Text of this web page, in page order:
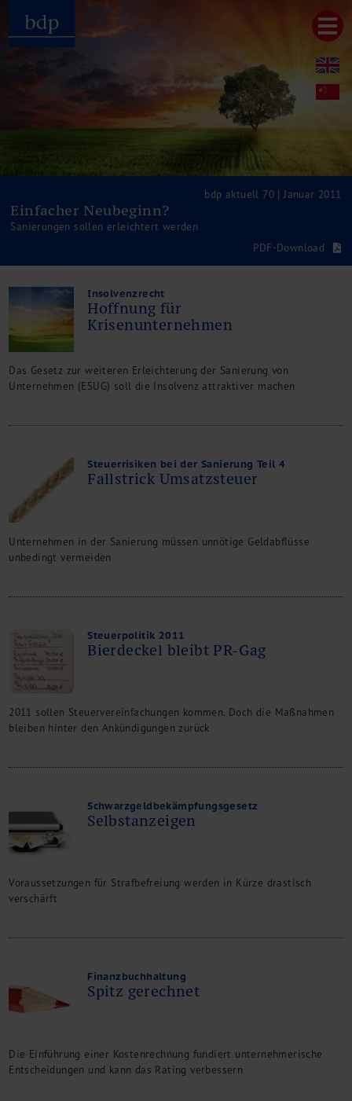
Hauptmenu
Home
bdp aktuell
Pressespiegel
Newsletter
Videos
Rechtsberatung
Wirtschaftsprüfung
Unternehmensfinanzierung
Restrukturierung
M&A + Unternehmensnachfolge
Management Consulting
China Consulting
Finanz- und Lohnbuchhaltung
Wirtschaftsprüfung
Steuerberatung
Rechtsberatung
M&A Deutschland/China
Unternehmensfinanzierung
Inbound Investments
Team
Events
Karriere
Kontakt
bdp aktuell 70 | Januar 2011
Einfacher Neubeginn?
Sanierungen sollen erleichtert werden
PDF-Download
Insolvenzrecht
Hoffnung für
Krisenunternehmen
Das Gesetz zur weiteren Erleichterung der Sanierung von
Unternehmen (ESUG) soll die Insolvenz attraktiver machen
Steuerrisiken bei der Sanierung Teil 4
Fallstrick Umsatzsteuer
Unternehmen in der Sanierung müssen unnötige Geldabflüsse
unbedingt vermeiden
Steuerpolitik 2011
Bierdeckel bleibt PR-Gag
2011 sollen Steuervereinfachungen kommen. Doch die Maßnahmen
bleiben hinter den Ankündigungen zurück
Schwarzgeldbekämpfungsgesetz
Selbstanzeigen
Voraussetzungen für Strafbefreiung werden in Kürze drastisch
verschärft
Finanzbuchhaltung
Spitz gerechnet
Die Einführung einer Kostenrechnung fundiert unternehmerische
Entscheidungen und kann das Rating verbessern